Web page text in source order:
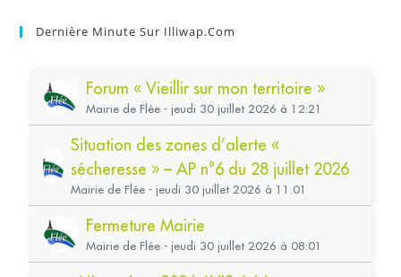
Dernière Minute Sur Illiwap.com